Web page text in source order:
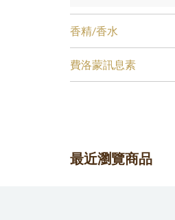
香精/香水
費洛蒙訊息素
最近瀏覽商品